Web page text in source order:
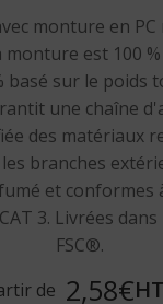
monture en PC
monture est 100
basé sur le poids
une chaîne
des matériaux
branches
et conformes
3. Livrées
FSC®.
de 2,58€HT